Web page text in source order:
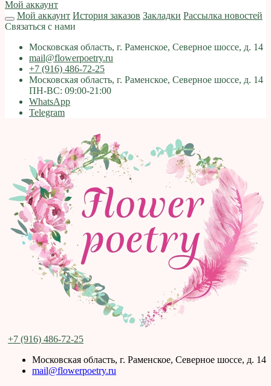
Мой аккаунт
Мой аккаунт История заказов Закладки Рассылка новостей
Связаться с нами
Московская область, г. Раменское, Северное шоссе, д. 14
mail@flowerpoetry.ru
+7 (916) 486-72-25
Московская область, г. Раменское, Северное шоссе, д. 14
ПН-ВС: 09:00-21:00
WhatsApp
Telegram
+7 (916) 486-72-25
Московская область, г. Раменское, Северное шоссе, д. 14
mail@flowerpoetry.ru